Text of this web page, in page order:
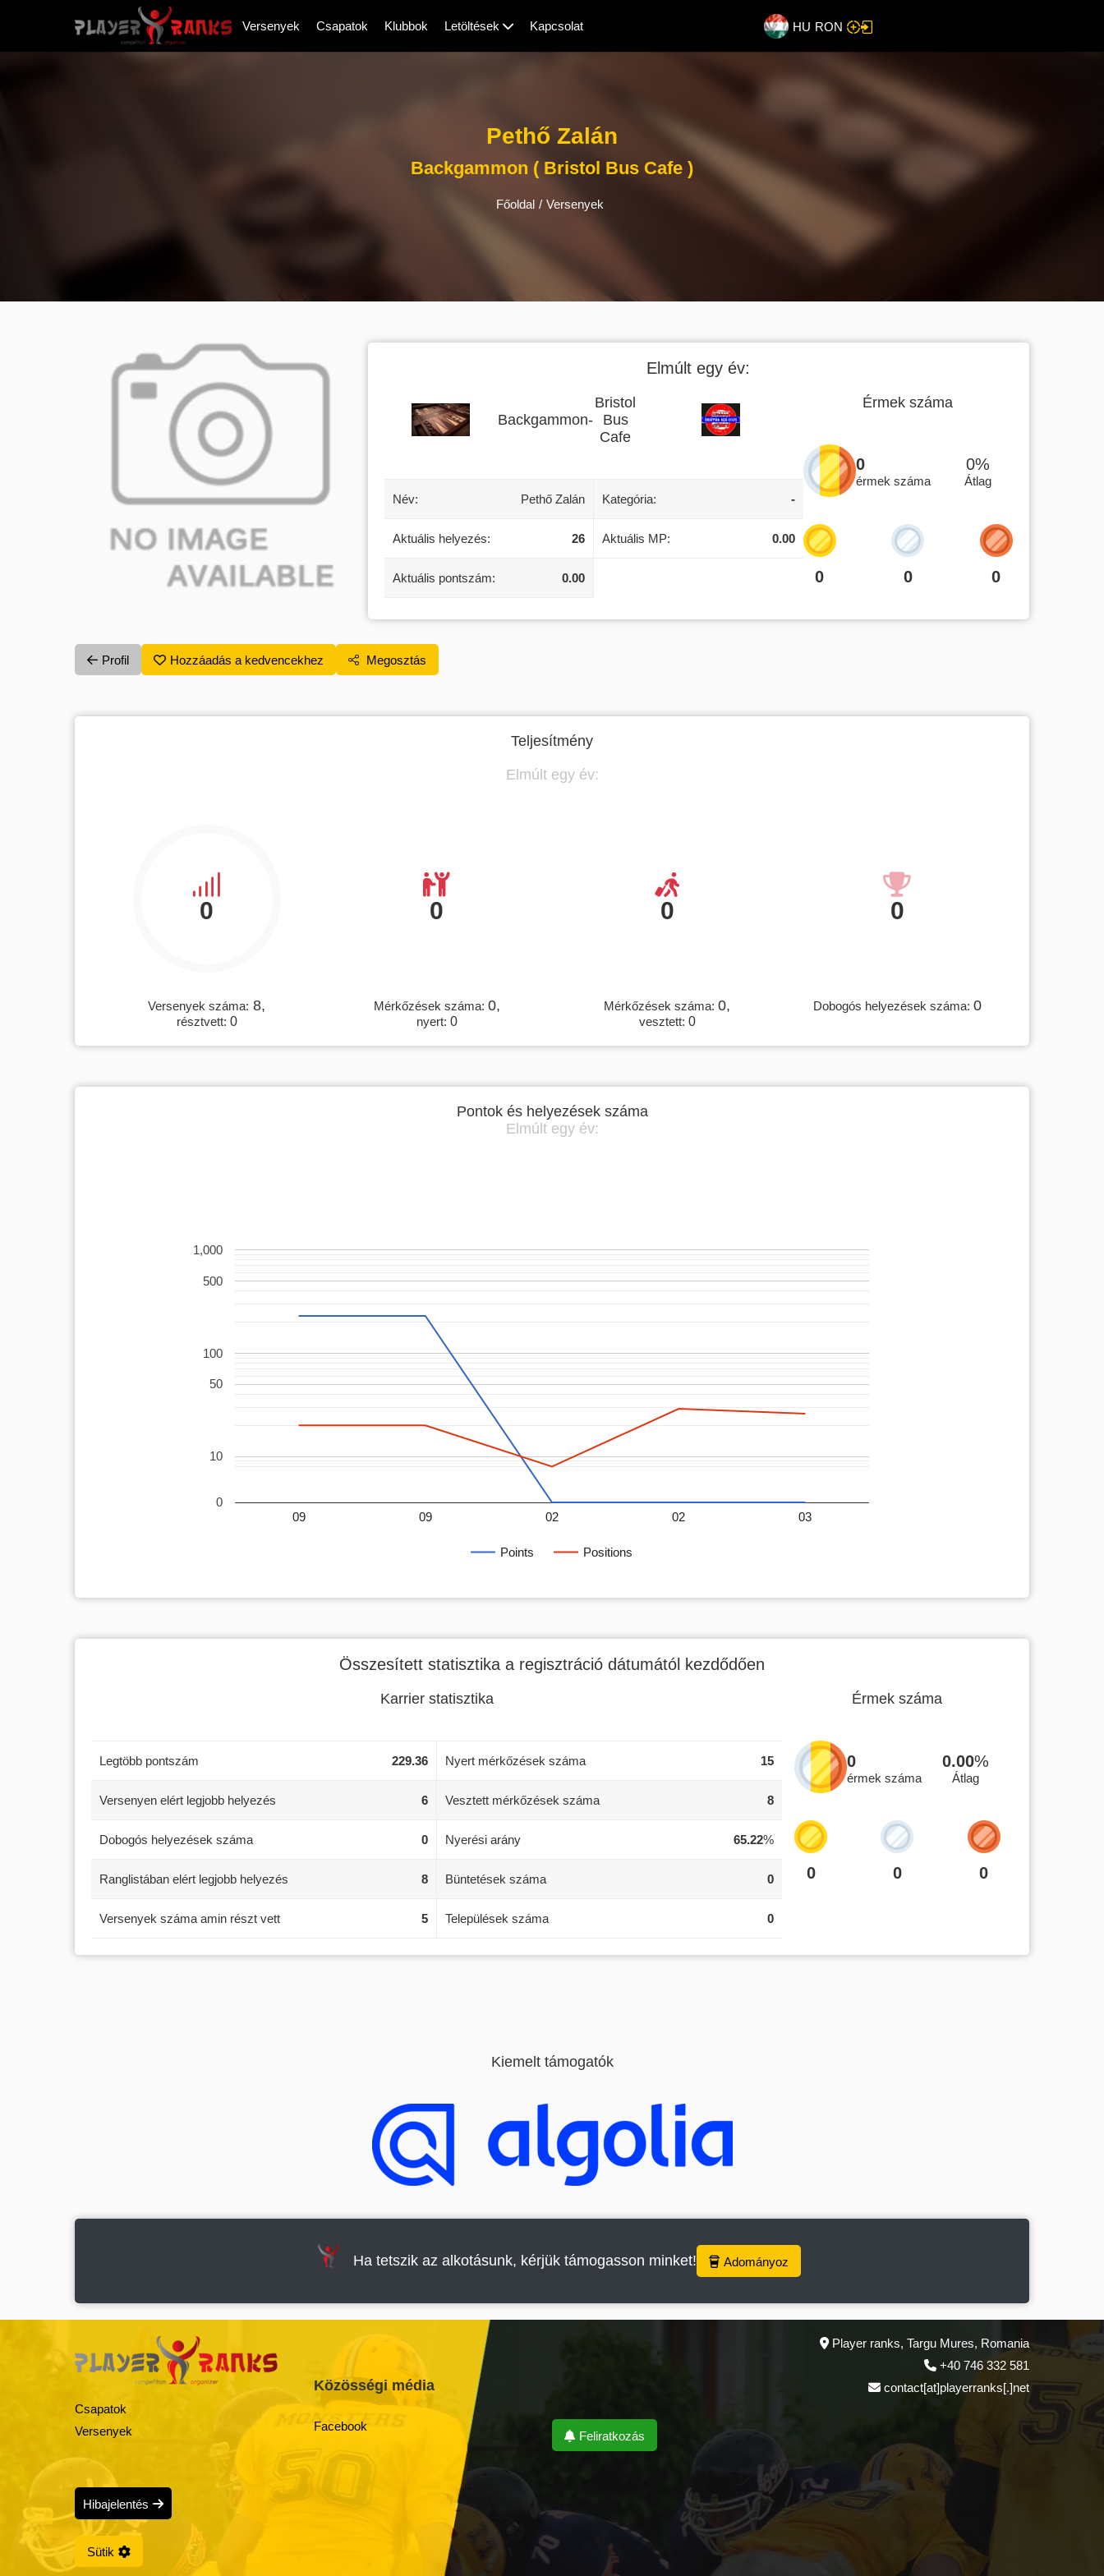
Versenyek Csapatok Klubbok Letöltések Kapcsolat HU RON
Pethő Zalán
Backgammon ( Bristol Bus Cafe )
Főoldal / Versenyek
Elmúlt egy év:
Backgammon-
Bristol
Bus
Cafe
Név: Pethő Zalán Kategória: -
Aktuális helyezés: 26 Aktuális MP: 0.00
Aktuális pontszám: 0.00
Érmek száma
0
érmek száma
0%
Átlag
0 0 0
Profil Hozzáadás a kedvencekhez Megosztás
Teljesítmény
Elmúlt egy év:
0
Versenyek száma: 8,
résztvett: 0
0
Mérkőzések száma: 0,
nyert: 0
0
Mérkőzések száma:0,
vesztett: 0
0
Dobogós helyezések száma: 0
Pontok és helyezések száma
Elmúlt egy év:
Points Positions
09 09 02 02 03
0
10
50
100
500
1,000
Összesített statisztika a regisztráció dátumától kezdődően
Karrier statisztika
Legtöbb pontszám 229.36
Versenyen elért legjobb helyezés 6
Dobogós helyezések száma 0
Ranglistában elért legjobb helyezés 8
Versenyek száma amin részt vett 5
Nyert mérkőzések száma 15
Vesztett mérkőzések száma 8
Nyerési arány 65.22%
Büntetések száma 0
Települések száma 0
Érmek száma
0
érmek száma
0.00%
Átlag
0 0 0
Kiemelt támogatók
Ha tetszik az alkotásunk, kérjük támogasson minket! Adományoz
Csapatok
Versenyek
Hibajelentés
Sütik
Közösségi média
Facebook
Player ranks, Targu Mures, Romania
+40 746 332 581
contact[at]playerranks[.]net
Feliratkozás